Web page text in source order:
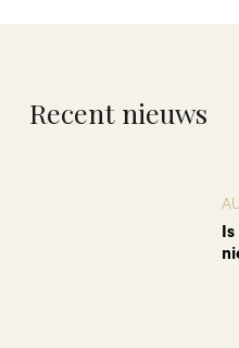
Recent nieuws